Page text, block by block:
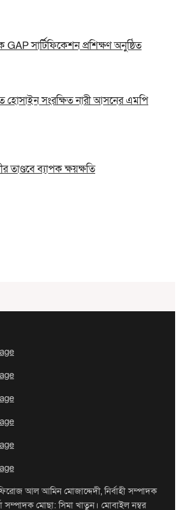
সার্টিফিকেশন প্রশিক্ষণ অনুষ্ঠিত
হোসাইন সংরক্ষিত নারী আসনের এমপি
তাণ্ডবে ব্যাপক ক্ষয়ক্ষতি
আল আমিন মোজাদ্দেদী, নির্বাহী সম্পাদক
সম্পাদক মোছা: সিমা খাতুন। মোবাইল নম্বর